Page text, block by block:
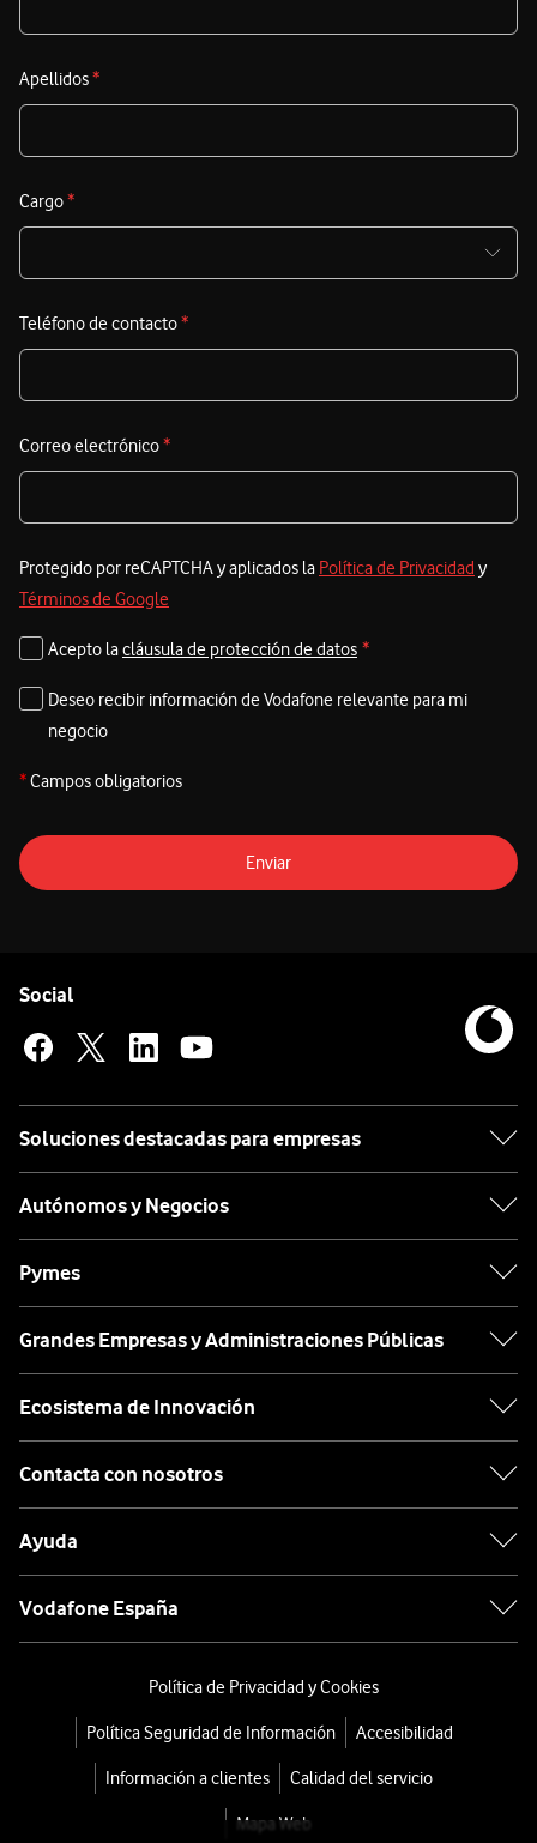
Apellidos*
Cargo*
Teléfono de contacto*
Correo electrónico*
Protegido por reCAPTCHA y aplicados la Política de Privacidad y
Términos de Google
Acepto lacláusula de protección de datos *
Deseo recibir información de Vodafone relevante para mi
negocio
*Campos obligatorios
Enviar
Social
Soluciones destacadas para empresas
Autónomos y Negocios
Pymes
Grandes Empresas y Administraciones Públicas
Ecosistema de Innovación
Contacta con nosotros
Ayuda
Vodafone España
Política de Privacidad y Cookies
Política Seguridad de Información Accesibilidad
Información a clientes Calidad del servicio
Mapa Web